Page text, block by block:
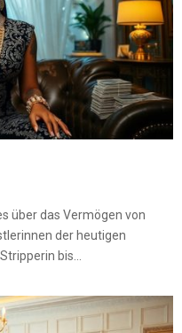
über das Vermögen von
der heutigen
bis...